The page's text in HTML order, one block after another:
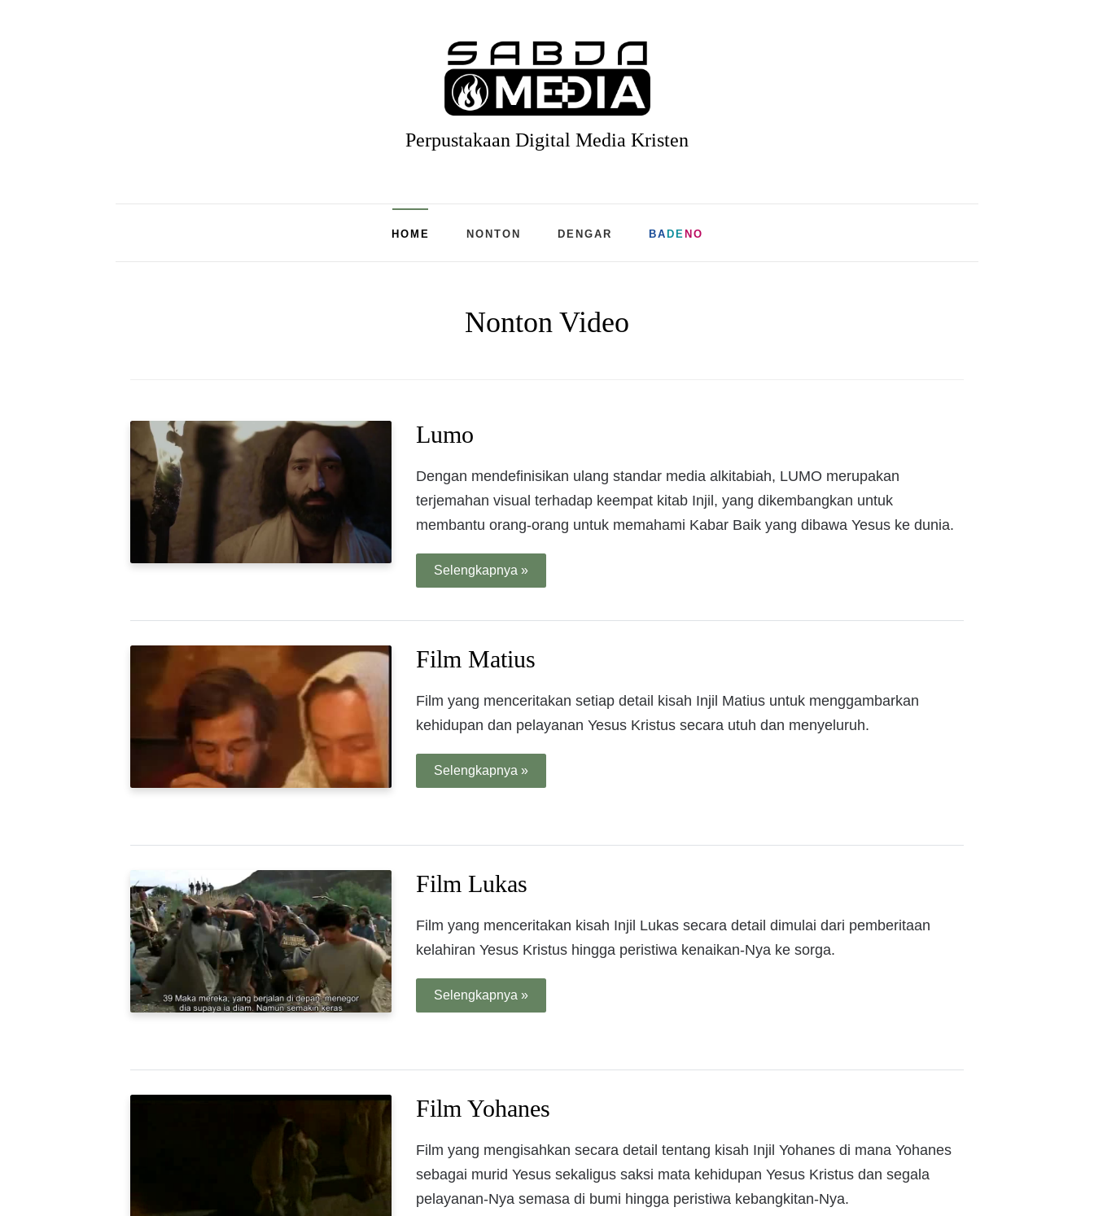
Perpustakaan Digital Media Kristen
HOME NONTON DENGAR BA DE NO
Nonton Video
Lumo
Dengan mendefinisikan ulang standar media alkitabiah, LUMO merupakan
terjemahan visual terhadap keempat kitab Injil, yang dikembangkan untuk
membantu orang-orang untuk memahami Kabar Baik yang dibawa Yesus ke dunia.
Selengkapnya »
Film Matius
Film yang menceritakan setiap detail kisah Injil Matius untuk menggambarkan
kehidupan dan pelayanan Yesus Kristus secara utuh dan menyeluruh.
Selengkapnya »
Film Lukas
Film yang menceritakan kisah Injil Lukas secara detail dimulai dari pemberitaan
kelahiran Yesus Kristus hingga peristiwa kenaikan-Nya ke sorga.
Selengkapnya »
Film Yohanes
Film yang mengisahkan secara detail tentang kisah Injil Yohanes di mana Yohanes
sebagai murid Yesus sekaligus saksi mata kehidupan Yesus Kristus dan segala
pelayanan-Nya semasa di bumi hingga peristiwa kebangkitan-Nya.